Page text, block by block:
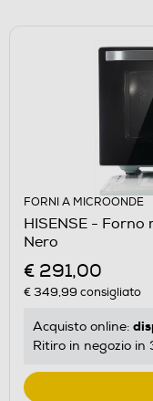
FORNI A MICROONDE
HISENSE -
Nero
€ 291,00
€ 349,99 consigliato
Acquisto online:
Ritiro in negozio